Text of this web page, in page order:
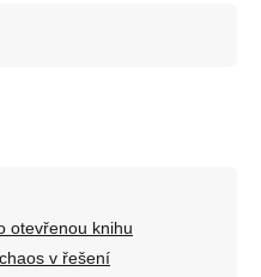
otevřenou knihu
v řešení